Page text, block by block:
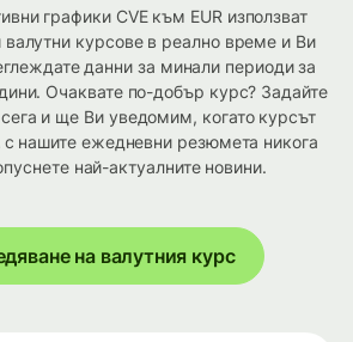
графики CVE към EUR използват
валутни курсове в реално време и Ви
данни за минали периоди за
Очаквате по-добър курс? Задайте
и ще Ви уведомим, когато курсът
нашите ежедневни резюмета никога
най-актуалните новини.
на валутния курс